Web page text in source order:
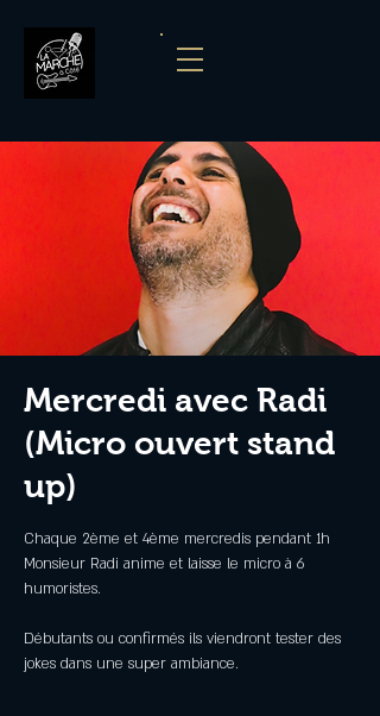
Mercredi avec Radi
(Micro ouvert stand
up)
Chaque 2ème et 4ème mercredis pendant 1h
Monsieur Radi anime et laisse le micro à 6
humoristes.
Débutants ou confirmés ils viendront tester des
jokes dans une super ambiance.